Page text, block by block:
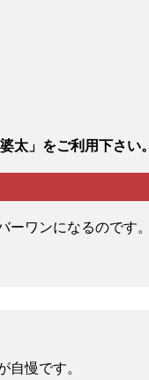
太」をご利用下さい。
ワンになるのです。
自慢です。